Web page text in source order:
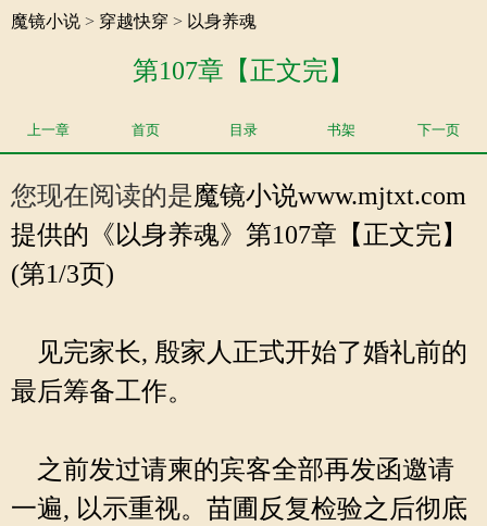
魔镜小说 > 穿越快穿 > 以身养魂
第107章【正文完】
上一章 首页 目录 书架 下一页
您现在阅读的是魔镜小说www.mjtxt.com
提供的《以身养魂》第107章【正文完】
(第1/3页)
见完家长, 殷家人正式开始了婚礼前的
最后筹备工作。
之前发过请柬的宾客全部再发函邀请
一遍, 以示重视。苗圃反复检验之后彻底